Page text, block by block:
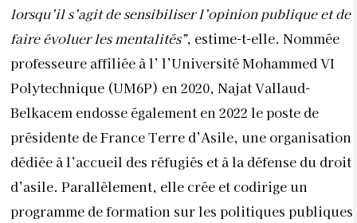
lorsqu’il s’agit de sensibiliser l’opinion publique et de
faire évoluer les mentalités”, estime-t-elle. Nommée
professeure affiliée à l’ l’Université Mohammed VI
Polytechnique (UM6P) en 2020, Najat Vallaud-
Belkacem endosse également en 2022 le poste de
présidente de France Terre d’Asile, une organisation
dédiée à l’accueil des réfugiés et à la défense du droit
d’asile. Parallèlement, elle crée et codirige un
programme de formation sur les politiques publiques